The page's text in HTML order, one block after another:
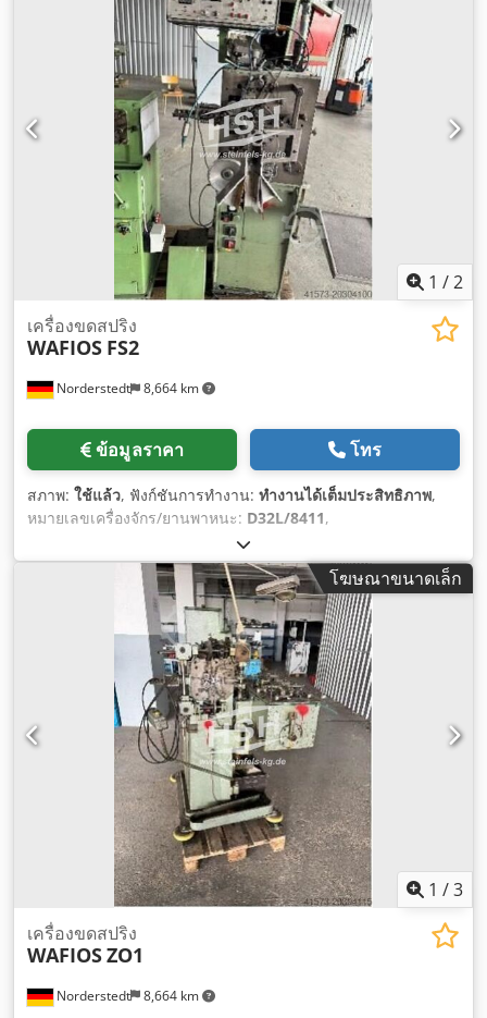
1 /2
Norderstedt 8,664 km
เครื่องขดสปริง
WAFIOS FS2
ข้อมูลราคา โทร
สภาพ: ใช้แล้ว, ฟังก์ชันการทำงาน: ทำงานได้เต็มประสิทธิภาพ,
หมายเลขเครื่องจักร/ยานพาหนะ: D32L/8411,
โฆษณาขนาดเล็ก
1 /3
Norderstedt 8,664 km
เครื่องขดสปริง
WAFIOSZO1